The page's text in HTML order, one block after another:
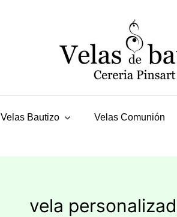
Velas Bautizo Velas Comunión
vela